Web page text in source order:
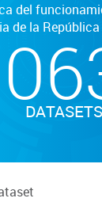
del
de la
DATASETS